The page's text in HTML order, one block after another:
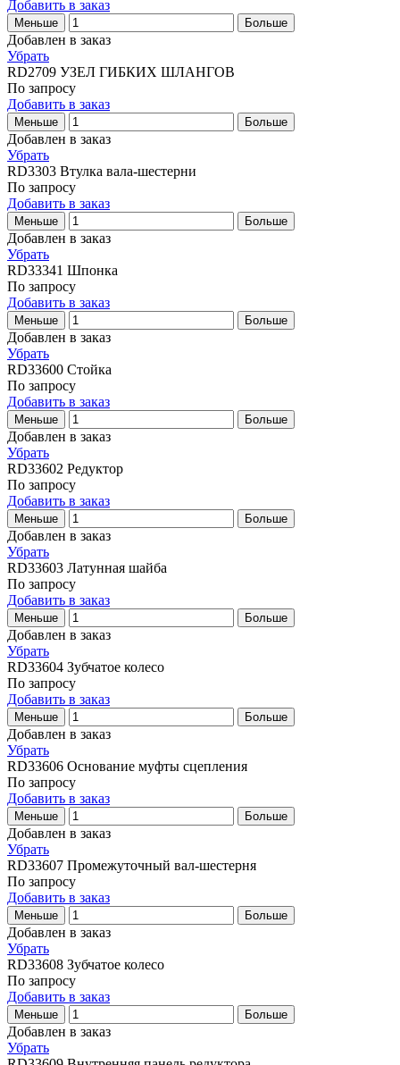
Добавить в заказ
Меньше Больше
Добавлен в заказ
Убрать
RD2709 УЗЕЛ ГИБКИХ ШЛАНГОВ
По запросу
Добавить в заказ
Меньше Больше
Добавлен в заказ
Убрать
RD3303 Втулка вала-шестерни
По запросу
Добавить в заказ
Меньше Больше
Добавлен в заказ
Убрать
RD33341 Шпонка
По запросу
Добавить в заказ
Меньше Больше
Добавлен в заказ
Убрать
RD33600 Стойка
По запросу
Добавить в заказ
Меньше Больше
Добавлен в заказ
Убрать
RD33602 Редуктор
По запросу
Добавить в заказ
Меньше Больше
Добавлен в заказ
Убрать
RD33603 Латунная шайба
По запросу
Добавить в заказ
Меньше Больше
Добавлен в заказ
Убрать
RD33604 Зубчатое колесо
По запросу
Добавить в заказ
Меньше Больше
Добавлен в заказ
Убрать
RD33606 Основание муфты сцепления
По запросу
Добавить в заказ
Меньше Больше
Добавлен в заказ
Убрать
RD33607 Промежуточный вал-шестерня
По запросу
Добавить в заказ
Меньше Больше
Добавлен в заказ
Убрать
RD33608 Зубчатое колесо
По запросу
Добавить в заказ
Меньше Больше
Добавлен в заказ
Убрать